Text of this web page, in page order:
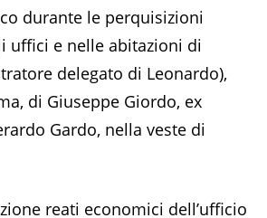
durante le perquisizioni
uffici e nelle abitazioni di
delegato di Leonardo),
di Giuseppe Giordo, ex
Gardo, nella veste di
reati economici dell’ufficio